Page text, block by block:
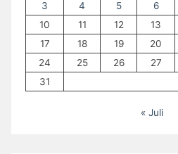
3
4 5 6
10
11 12 13
17
18 19 20
24
25 26 27
31
« Juli